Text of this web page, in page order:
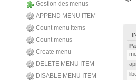
Gestion des menus
APPEND MENU ITEM
Count menu items
Count menus
Create menu
DELETE MENU ITEM
DISABLE MENU ITEM